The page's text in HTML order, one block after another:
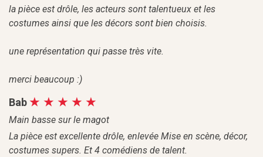
la pièce est drôle, les acteurs sont talentueux et les
costumes ainsi que les décors sont bien choisis.
une représentation qui passe très vite.
merci beaucoup :)
Bab
Main basse sur le magot
La pièce est excellente drôle, enlevée Mise en scène, décor,
costumes supers. Et 4 comédiens de talent.